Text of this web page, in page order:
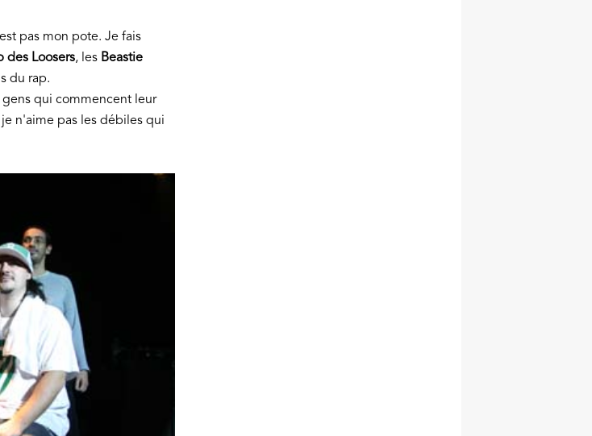
pas mon pote. Je fais
des Loosers, les Beastie
du rap.
gens qui commencent leur
n'aime pas les débiles qui